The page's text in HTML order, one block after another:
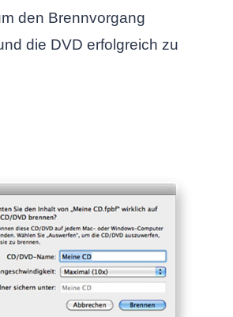
den Brennvorgang
die DVD erfolgreich zu